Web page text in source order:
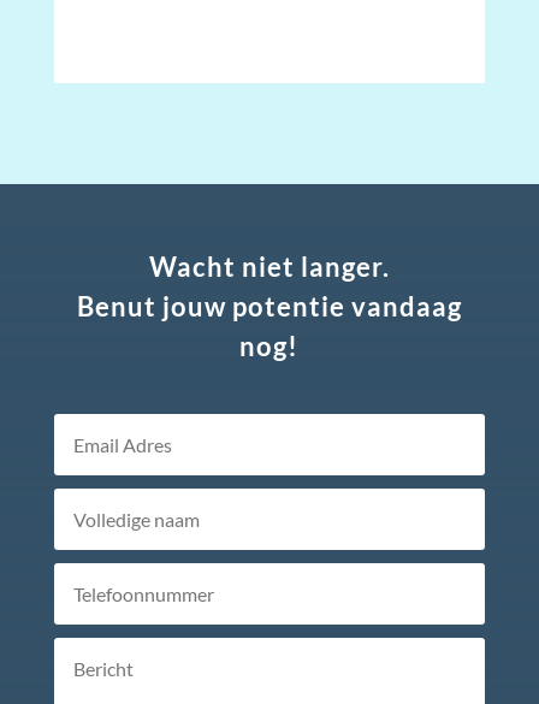
Wacht niet langer.
Benut jouw potentie vandaag
nog!